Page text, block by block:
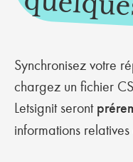
Synchronisez votre
chargez un fichier
Letsignit seront
informations